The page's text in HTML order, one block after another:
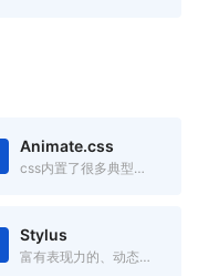
Animate.css
css内置了很多典型的css3动画,兼容性好使用方便。
Stylus
富有表现力的、动态的、健壮的CSS